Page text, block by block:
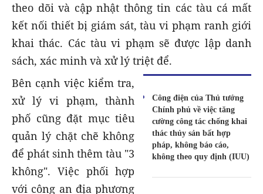
theo dõi và cập nhật thông tin các tàu cá mất
kết nối thiết bị giám sát, tàu vi phạm ranh giới
khai thác. Các tàu vi phạm sẽ được lập danh
sách, xác minh và xử lý triệt để.
Công điện của Thủ tướng
Chính phủ về việc tăng
cường công tác chống khai
thác thủy sản bất hợp
pháp, không báo cáo,
không theo quy định (IUU)
Bên cạnh việc kiểm tra,
xử lý vi phạm, thành
phố cũng đặt mục tiêu
quản lý chặt chẽ không
để phát sinh thêm tàu "3
không". Việc phối hợp
với công an địa phương